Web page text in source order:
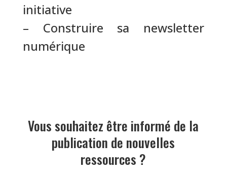
initiative
– Construire sa newsletter
numérique
Vous souhaitez être informé de la
publication de nouvelles
ressources ?